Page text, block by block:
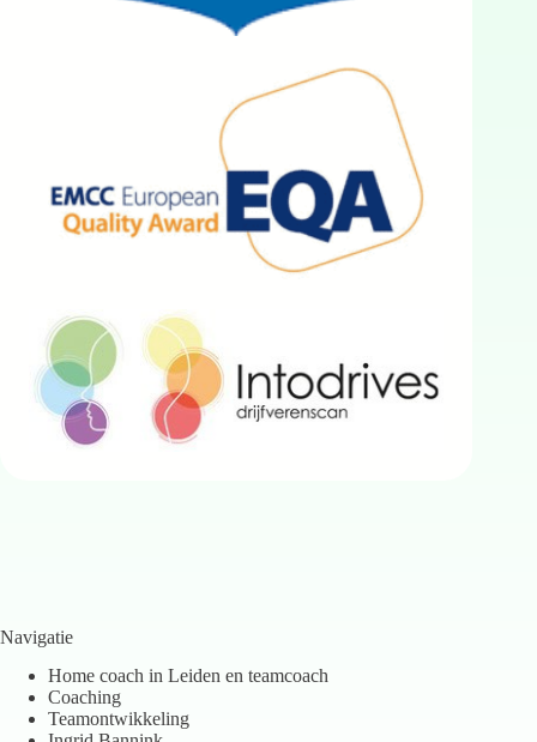
Navigatie
Home coach in Leiden en teamcoach
Coaching
Teamontwikkeling